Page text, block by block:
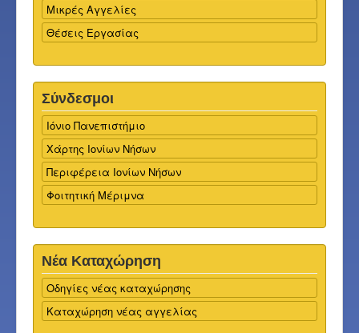
Μικρές Αγγελίες
Θέσεις Εργασίας
Σύνδεσμοι
Ιόνιο Πανεπιστήμιο
Χάρτης Ιονίων Νήσων
Περιφέρεια Ιονίων Νήσων
Φοιτητική Μέριμνα
Νέα Καταχώρηση
Οδηγίες νέας καταχώρησης
Καταχώρηση νέας αγγελίας